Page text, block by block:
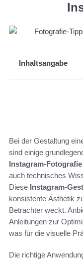
Inhaltsangabe
Bei der Gestaltung
sind einige
Instagram-Fotografie
auch technisches
Diese Instagram-
konsistente Ästhetik
Betrachter weckt.
Anleitungen zur
was für die visuelle
Die richtige